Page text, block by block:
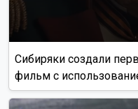
Сибиряки создали
фильм с